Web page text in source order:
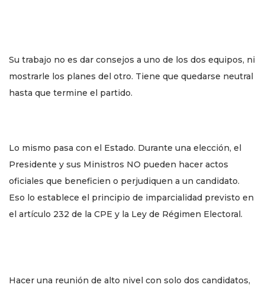
Su trabajo no es dar consejos a uno de los dos equipos, ni
mostrarle los planes del otro. Tiene que quedarse neutral
hasta que termine el partido.
Lo mismo pasa con el Estado. Durante una elección, el
Presidente y sus Ministros NO pueden hacer actos
oficiales que beneficien o perjudiquen a un candidato.
Eso lo establece el principio de imparcialidad previsto en
el artículo 232 de la CPE y la Ley de Régimen Electoral.
Hacer una reunión de alto nivel con solo dos candidatos,